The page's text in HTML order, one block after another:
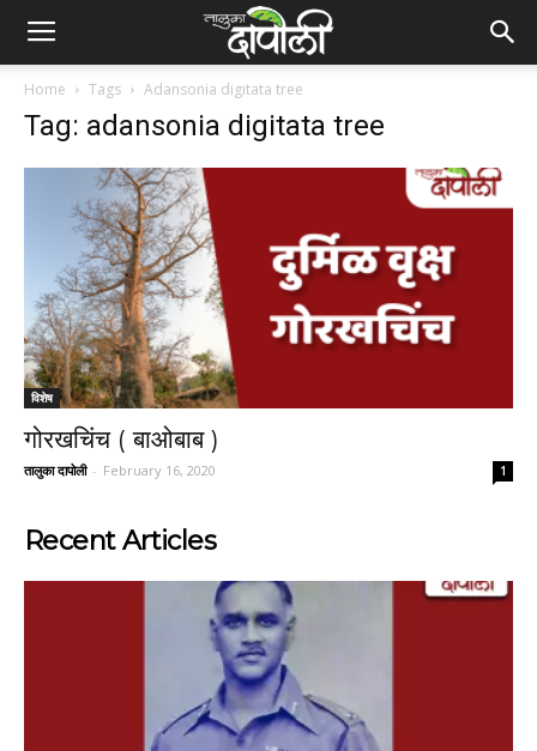
Home Tags Adansonia digitata tree
Tag: adansonia digitata tree
विशेष
गोरखचिंच ( बाओबाब )
तालुका दापोली - February 16, 2020 1
Recent Articles